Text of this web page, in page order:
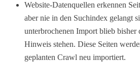
Website-Datenquellen erkennen
aber nie in den Suchindex gelangt
unterbrochenen Import blieb bisher
Hinweis stehen. Diese Seiten
geplanten Crawl neu importiert.